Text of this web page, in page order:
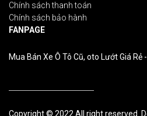
Chính sách thanh toán
Chính sách bảo hành
FANPAGE
Mua Bán Xe Ô Tô Cũ, oto Lướt Giá Rẻ
Copyright © 2022 All right reserved.